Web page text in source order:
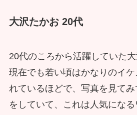
大沢たかお 20代
20代のころから活躍していた大
現在でも若い頃はかなりのイ
れているほどで、写真を見て
をしていて、これは人気にな